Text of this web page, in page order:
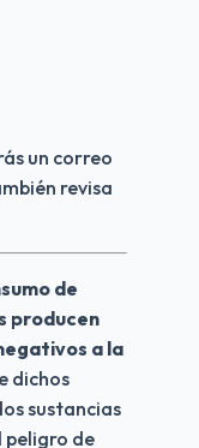
un correo
revisa
de
producen
a la
dichos
sustancias
peligro de